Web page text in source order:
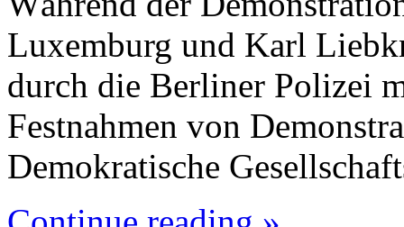
Luxemburg und Karl
durch die Berliner Polizei
Festnahmen von
Demokratische